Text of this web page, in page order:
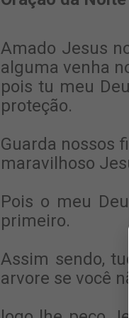
Amado Jesus
alguma venha
pois tu meu
proteção.
Guarda nossos
maravilhoso
Pois o meu
primeiro.
Assim sendo,
arvore se você